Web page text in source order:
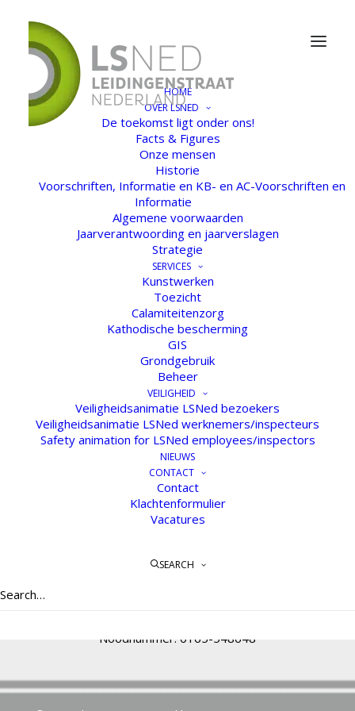
HOME
OVER LSNED
De toekomst ligt onder ons!
Facts & Figures
Onze mensen
Historie
Voorschriften, Informatie en KB- en AC-Voorschriften en
Informatie
Algemene voorwaarden
Jaarverantwoording en jaarverslagen
Strategie
SERVICES
Kunstwerken
Toezicht
Calamiteitenzorg
Kathodische bescherming
GIS
Grondgebruik
Beheer
VEILIGHEID
Veiligheidsanimatie LSNed bezoekers
Veiligheidsanimatie LSNed werknemers/inspecteurs
Safety animation for LSNed employees/inspectors
NIEUWS
CONTACT
Contact
Klachtenformulier
Vacatures
SEARCH
Nothing found.
Home
Over LSNED
Services
Veiligheid
Nieuws
Contact
4703 TA Roosendaal
Noodnummer: 0165-548648